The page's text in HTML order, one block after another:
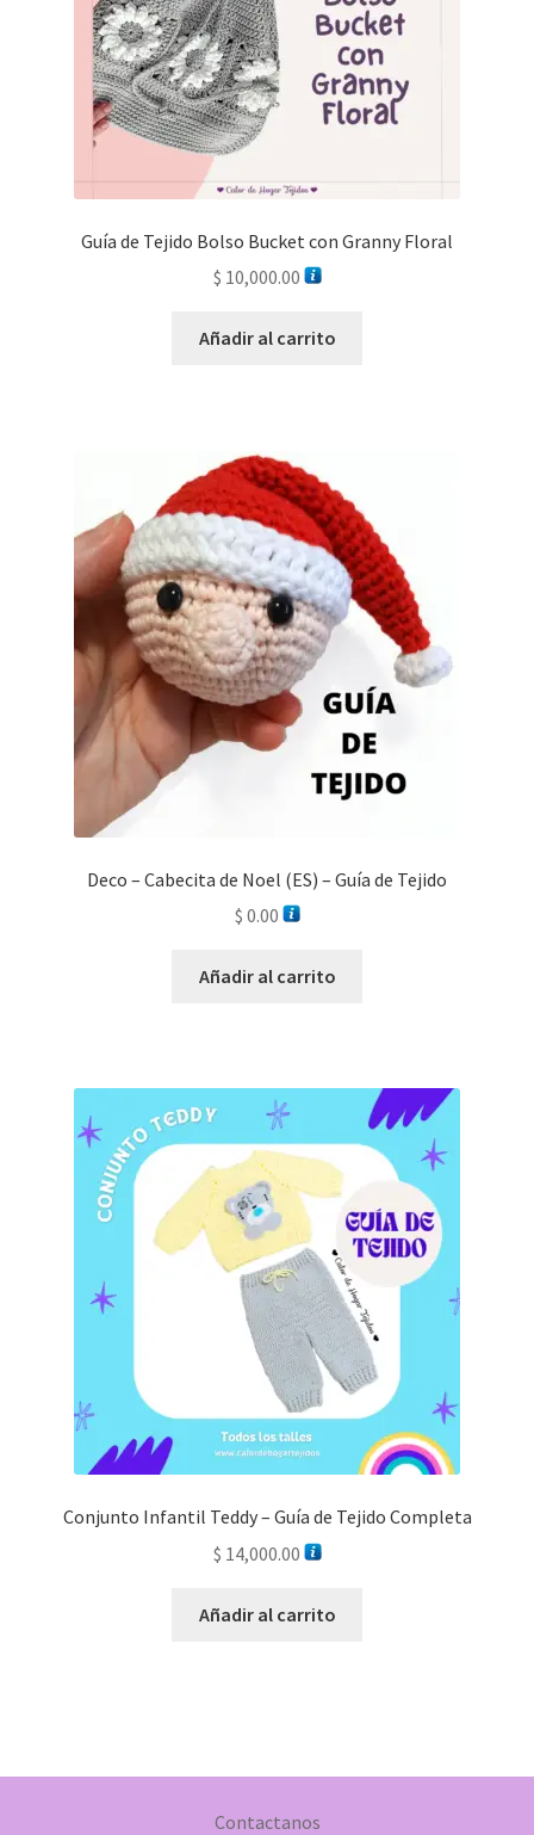
Guía de Tejido Bolso Bucket con Granny Floral
$ 10,000.00
Añadir al carrito
Deco – Cabecita de Noel (ES) – Guía de Tejido
$ 0.00
Añadir al carrito
Conjunto Infantil Teddy – Guía de Tejido Completa
$ 14,000.00
Añadir al carrito
Contactanos